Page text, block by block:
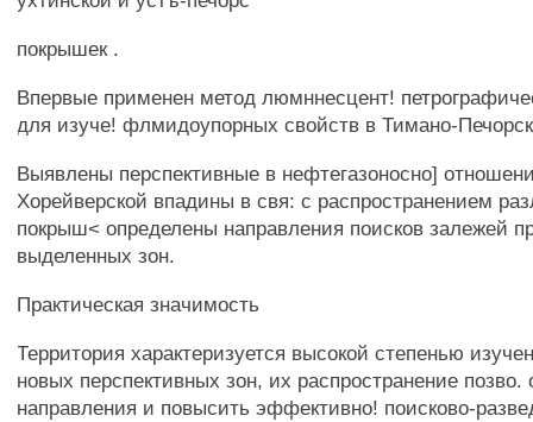
покрышек .
Впервые применен метод люмннесцент!
для изуче! флмидоупорных свойств в Тимано-
Выявлены перспективные в нефтегазоносно]
Хорейверской впадины в свя: с распространением
покрыш< определены направления поисков залежей
выделенных зон.
Практическая значимость
Территория характеризуется высокой степенью
новых перспективных зон, их распространение
направления и повысить эффективно! поисково-